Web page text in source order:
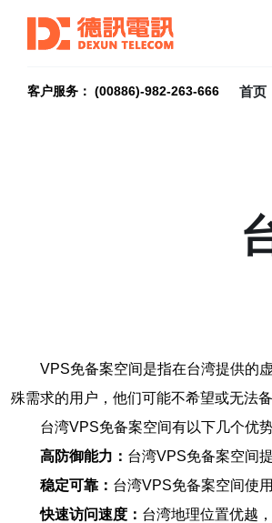
客户服务： (00886)-982-263-666 首页
VPS免备案空间是指在台湾提供的
殊需求的用户，他们可能不希望或无法
台湾VPS免备案空间有以下几个优势
高防御能力： 台湾VPS免备案空间
稳定可靠： 台湾VPS免备案空间使
快速访问速度： 台湾地理位置优越